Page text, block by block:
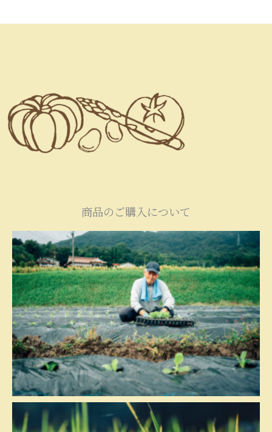
商品のご購入について